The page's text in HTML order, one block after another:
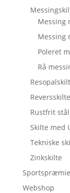
Messing
Messing
Poleret
Rå
Rustfrit
Skilte med
Tekniske
Zinkskilte
Webshop